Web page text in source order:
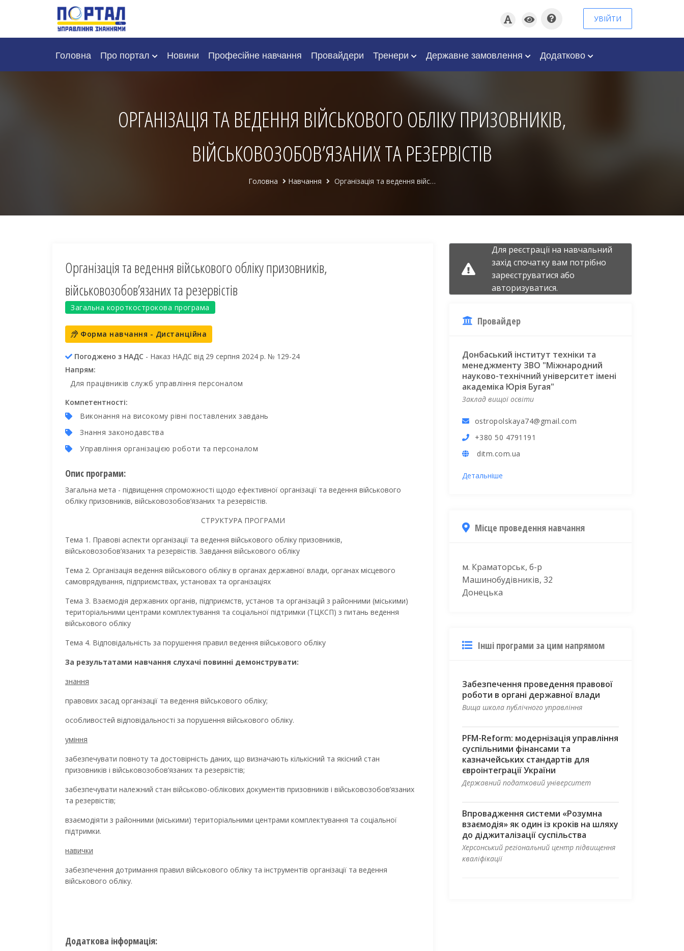
УВІЙТИ
Головна Про портал Новини Професійне навчання Провайдери Тренери Державне замовлення Додатково
ОРГАНІЗАЦІЯ ТА ВЕДЕННЯ ВІЙСЬКОВОГО ОБЛІКУ ПРИЗОВНИКІВ,
ВІЙСЬКОВОЗОБОВ’ЯЗАНИХ ТА РЕЗЕРВІСТІВ
Головна Навчання Організація та ведення військового обліку призовників, військовозобов’язаних та резервістів
Організація та ведення військового обліку призовників,
військовозобов’язаних та резервістів
Загальна короткострокова програма
Форма навчання - Дистанційна
Погоджено з НАДС - Наказ НАДС від 29 серпня 2024 р. № 129-24
Напрям:
Для працівників служб управління персоналом
Компетентності:
Виконання на високому рівні поставлених завдань
Знання законодавства
Управління організацією роботи та персоналом
Опис програми:
Загальна мета - підвищення спроможності щодо ефективної організації та ведення військового
обліку призовників, військовозобов’язаних та резервістів.
СТРУКТУРА ПРОГРАМИ
Тема 1. Правові аспекти організації та ведення військового обліку призовників,
військовозобов’язаних та резервістів. Завдання військового обліку
Тема 2. Організація ведення військового обліку в органах державної влади, органах місцевого
самоврядування, підприємствах, установах та організаціях
Тема 3. Взаємодія державних органів, підприємств, установ та організацій з районними (міськими)
територіальними центрами комплектування та соціальної підтримки (ТЦКСП) з питань ведення
військового обліку
Тема 4. Відповідальність за порушення правил ведення військового обліку
За результатами навчання слухачі повинні демонструвати:
знання
правових засад організації та ведення військового обліку;
особливостей відповідальності за порушення військового обліку.
уміння
забезпечувати повноту та достовірність даних, що визначають кількісний та якісний стан
призовників і військовозобов’язаних та резервістів;
забезпечувати належний стан військово-облікових документів призовників і військовозобов’язаних
та резервістів;
взаємодіяти з районними (міськими) територіальними центрами комплектування та соціальної
підтримки.
навички
забезпечення дотримання правил військового обліку та інструментів організації та ведення
військового обліку.
Додаткова інформація:
Для реєстрації на навчальний
захід спочатку вам потрібно
зареєструватися або
авторизуватися.
Провайдер
Донбаський інститут техніки та
менеджменту ЗВО "Міжнародний
науково-технічний університет імені
академіка Юрія Бугая"
Заклад вищої освіти
ostropolskaya74@gmail.com
+380 50 4791191
ditm.com.ua
Детальніше
Місце проведення навчання
м. Краматорськ, б-р
Машинобудівників, 32
Донецька
Інші програми за цим напрямом
Забезпечення проведення правової
роботи в органі державної влади
Вища школа публічного управління
PFM-Reform: модернізація управління
суспільними фінансами та
казначейських стандартів для
євроінтеграції України
Державний податковий університет
Впровадження системи «Розумна
взаємодія» як один із кроків на шляху
до діджиталізації суспільства
Херсонський регіональний центр підвищення
кваліфікації